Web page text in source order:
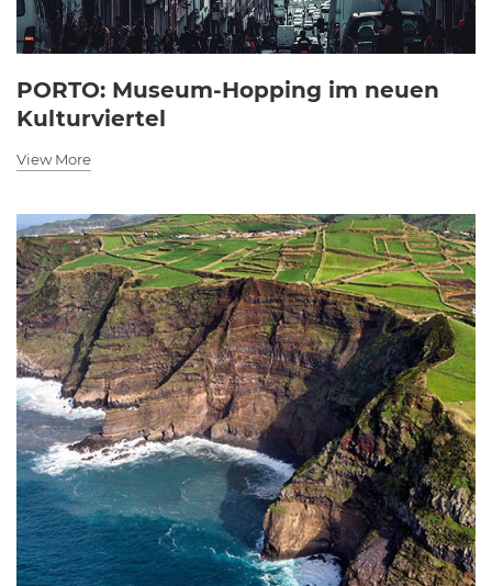
PORTO: Museum-Hopping im neuen
Kulturviertel
View More